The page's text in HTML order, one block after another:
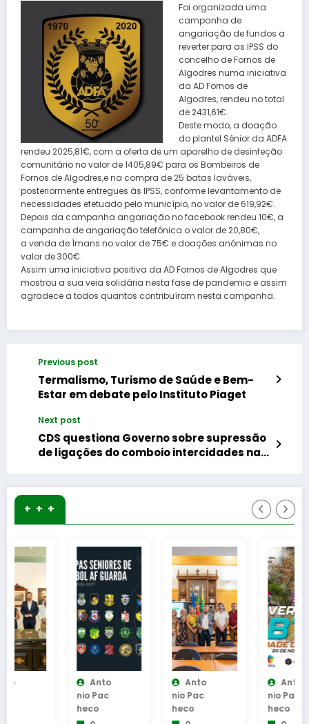
Foi organizada uma
campanha de
angariação de fundos a
reverter para as IPSS do
concelho de Fornos de
Algodres numa iniciativa
da AD Fornos de
Algodres, rendeu no total
de 2431,61€.
Deste modo, a doação
do plantel Sénior da ADFA
rendeu 2025,81€, com a oferta de um aparelho de desinfeção
comunitário no valor de 1405,89€ para os Bombeiros de
Fornos de Algodres,e na compra de 25 batas laváveis,
posteriormente entregues às IPSS, conforme levantamento de
necessidades efetuado pelo município, no valor de 619,92€.
Depois da campanha angariação no facebook rendeu 10€, a
campanha de angariação telefónica o valor de 20,80€,
a venda de Ímans no valor de 75€ e doações anónimas no
valor de 300€.
Assim uma iniciativa positiva da AD Fornos de Algodres que
mostrou a sua veia solidária nesta fase de pandemia e assim
agradece a todos quantos contribuíram nesta campanha.
Previous post
Termalismo, Turismo de Saúde e Bem-
Estar em debate pelo Instituto Piaget
Next post
CDS questiona Governo sobre supressão
de ligações do comboio intercidades na
+ + +